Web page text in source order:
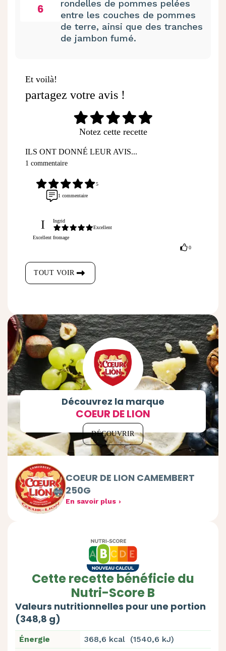
6
rondelles de pommes pelées
entre les couches de pommes
de terre, ainsi que des tranches
de jambon fumé.
Et voilà!
partagez votre avis !
Notez cette recette
ILS ONT DONNÉ LEUR AVIS...
1 commentaire
5
1 commentaire
I
Ingrid
Excellent
Excellent fromage
0
TOUT VOIR
Découvrez la marque
COEUR DE LION
DÉCOUVRIR
COEUR DE LION CAMEMBERT
250G
En savoir plus
Cette recette bénéficie du
Nutri-Score B
Valeurs nutritionnelles pour une portion
(348,8 g)
Énergie
368,6 kcal (1540,6 kJ)